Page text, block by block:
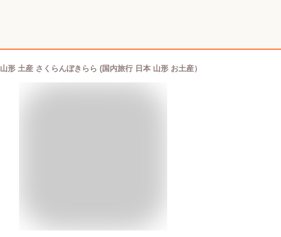
山形 土産 さくらんぼきらら (国内旅行 日本 山形 お土産）